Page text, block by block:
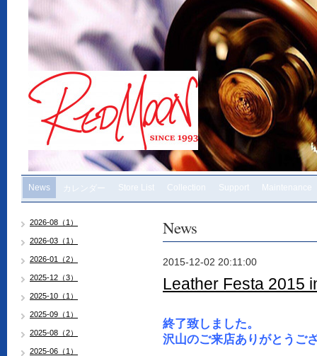
News カレンダー Store List Collection Support Maintenance
News
2015-12-02 20:11:00
Leather Festa 2015
終了致しました。
沢山のご来店ありがとうご
2026-08（1）
2026-03（1）
2026-01（2）
2025-12（3）
2025-10（1）
2025-09（1）
2025-08（2）
2025-06（1）